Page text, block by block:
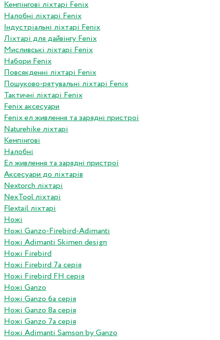
Кемпінгові ліхтарі Fenix
Налобні ліхтарі Fenix
Індустріальні ліхтарі Fenix
Ліхтарі для дайвінгу Fenix
Мисливські ліхтарі Fenix
Набори Fenix
Повсякденні ліхтарі Fenix
Пошуково-рятувальні ліхтарі Fenix
Тактичні ліхтарі Fenix
Fenix аксесуари
Fenix ел живлення та зарядні пристрої
Naturehike ліхтарі
Кемпінгові
Налобні
Ел живлення та зарядні пристрої
Аксесуари до ліхтарів
Nextorch ліхтарі
NexTool ліхтарі
Flextail ліхтарі
Ножі
Ножі Ganzo-Firebird-Adimanti
Ножі Adimanti Skimen design
Ножі Firebird
Ножі Firebird 7а серія
Ножі Firebird FH серія
Ножі Ganzo
Ножі Ganzo 6а серія
Ножі Ganzo 8а серія
Ножі Ganzo 7а серія
Ножі Adimanti Samson by Ganzo